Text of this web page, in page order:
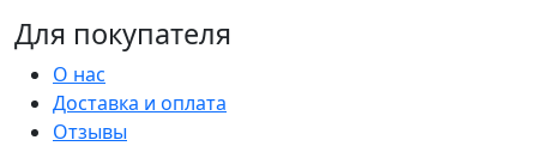
Для покупателя
О нас
Доставка и оплата
Отзывы